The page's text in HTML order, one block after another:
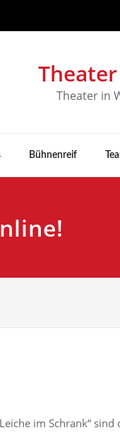
Theater in
Bühnenreif
im Schrank“ sind